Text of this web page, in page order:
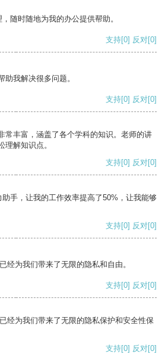
随时随地为我的办公提供帮助。
支持[0] 反对[0]
我解决很多问题。
支持[0] 反对[0]
常丰富，涵盖了各个学科的知识。老师的讲
理解知识点。
支持[0] 反对[0]
手，让我的工作效率提高了50%，让我能够
支持[0] 反对[0]
经为我们带来了无限的隐私和自由。
支持[0] 反对[0]
经为我们带来了无限的隐私保护和安全性保
支持[0] 反对[0]